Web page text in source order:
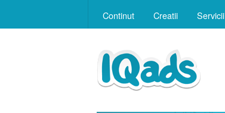
Continut Creatii Servicii